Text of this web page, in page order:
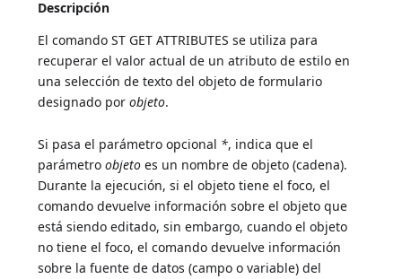
Descripción
El comando ST GET ATTRIBUTES se utiliza para
recuperar el valor actual de un atributo de estilo en
una selección de texto del objeto de formulario
designado porobjeto.
Si pasa el parámetro opcional *, indica que el
parámetroobjeto es un nombre de objeto (cadena).
Durante la ejecución, si el objeto tiene el foco, el
comando devuelve información sobre el objeto que
está siendo editado, sin embargo, cuando el objeto
no tiene el foco, el comando devuelve información
sobre la fuente de datos (campo o variable) del